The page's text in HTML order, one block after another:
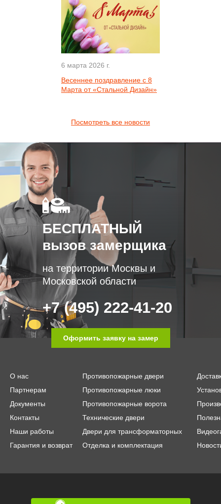
6 марта 2026 г.
Весеннее поздравление с 8
Марта от «Стальной Дизайн»
Посмотреть все новости
БЕСПЛАТНЫЙ
вызов замерщика
на территории Москвы и
Московской области
+7 (495) 222-41-20
Оформить заявку на замер
О нас
Партнерам
Документы
Контакты
Наши работы
Гарантия и возврат
Противопожарные двери
Противопожарные люки
Противопожарные ворота
Технические двери
Двери для трансформаторных
Отделка и комплектация